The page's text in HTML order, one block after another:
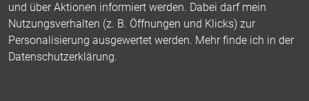
und über Aktionen informiert werden. Dabei darf mein
Nutzungsverhalten (z. B. Öffnungen und Klicks) zur
Personalisierung ausgewertet werden. Mehr finde ich in der
Datenschutzerklärung.